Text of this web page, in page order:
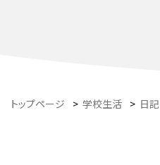
トップページ > 学校生活 > 日記